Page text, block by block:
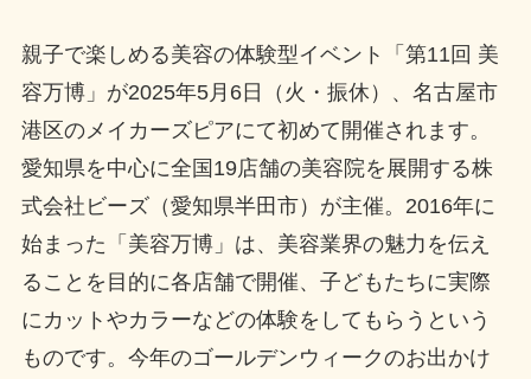
親子で楽しめる美容の体験型イベント「第11回 美
容万博」が2025年5月6日（火・振休）、名古屋市
港区のメイカーズピアにて初めて開催されます。
愛知県を中心に全国19店舗の美容院を展開する株
式会社ビーズ（愛知県半田市）が主催。2016年に
始まった「美容万博」は、美容業界の魅力を伝え
ることを目的に各店舗で開催、子どもたちに実際
にカットやカラーなどの体験をしてもらうという
ものです。今年のゴールデンウィークのお出かけ